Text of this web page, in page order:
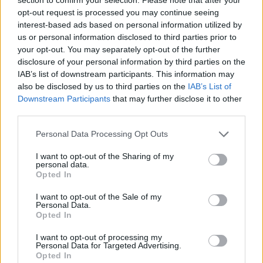
opt-out request is processed you may continue seeing
interest-based ads based on personal information utilized by
us or personal information disclosed to third parties prior to
your opt-out. You may separately opt-out of the further
disclosure of your personal information by third parties on the
IAB’s list of downstream participants. This information may
also be disclosed by us to third parties on the IAB’s List of
Downstream Participants that may further disclose it to other
Please note that this website/app uses one or more Google
not limited to your visit or usage behaviour. You may click to
grant or deny consent to Google and its third-party tags to
use your data for below specified purposes in below Google
consent section.
Personal Data Processing Opt Outs
I want to opt-out of the Sharing of my
personal data.
Opted In
I want to opt-out of the Sale of my
Personal Data.
Opted In
I want to opt-out of processing my
Personal Data for Targeted Advertising.
Opted In
personale.
Per Semicouture, il vero stile non è imitare
qualcuno, vestirsi in serie o tappezzarsi di loghi, ma
riconoscersi davvero in ciò che si indossa.
La Stan Smith di Adidas: un’icona che
Smithè diventata molto più di una sneaker. Oggi
Adidas ed END. le dedicano una collaborazione
speciale che unisce moda, design e cultura nel
nuovo concept space milanese del retailer
mostra fotografica che raccontaMilano
attraverso